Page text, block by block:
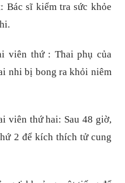
Bác sĩ kiểm tra sức khỏe
viên thứ : Thai phụ của
nhi bị bong ra khỏi niêm
viên thứ hai: Sau 48 giờ,
2 để kích thích tử cung